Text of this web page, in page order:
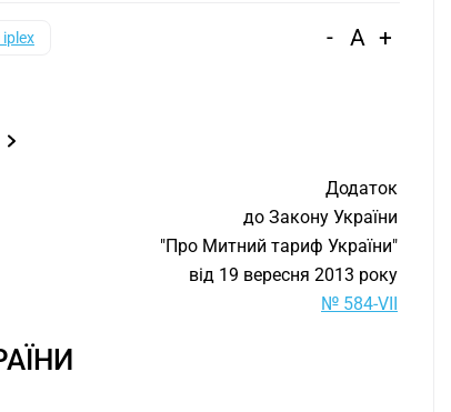
iplex - A +
Додаток
до Закону України
"Про Митний тариф України"
від 19 вересня 2013 року
№ 584-VII